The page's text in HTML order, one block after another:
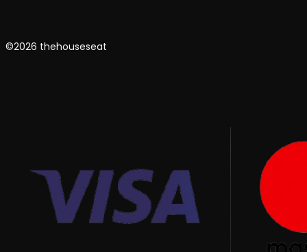
©2026 thehouseseat